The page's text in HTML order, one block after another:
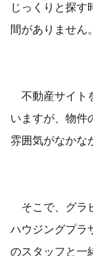
じっくりと探す
間がありません。
不動産サイト
いますが、物件
雰囲気がなかな
そこで、グラ
ハウジングプラ
のスタッフと一